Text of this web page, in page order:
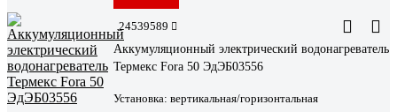
24539589
Аккумуляционный электрический водонагреватель
Термекс Fora 50 ЭдЭБ03556
Установка: вертикальная/горизонтальная